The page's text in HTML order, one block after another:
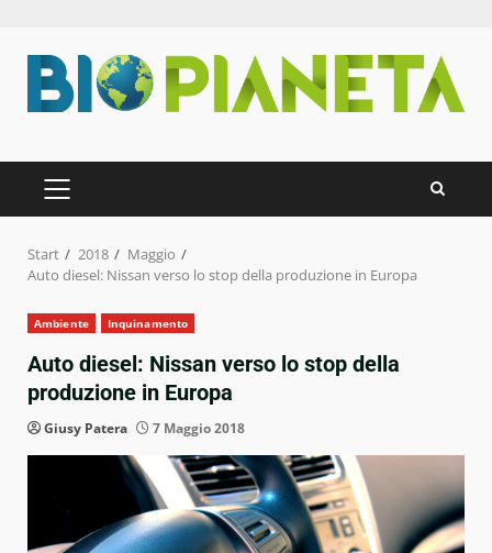
Inhalt
springen
PRIMÄRES
MENÜ
Start 2018
Maggio
Auto diesel: Nissan verso lo stop della produzione in Europa
Ambiente Inquinamento
Auto diesel: Nissan verso lo stop della
produzione in Europa
Giusy Patera 7 Maggio 2018